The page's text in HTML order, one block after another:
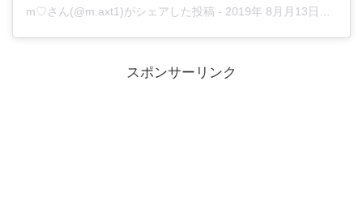
m♡さん(@m.axt1)がシェアした投稿 - 2019年 8月月13日午後8時33分PDT
スポンサーリンク